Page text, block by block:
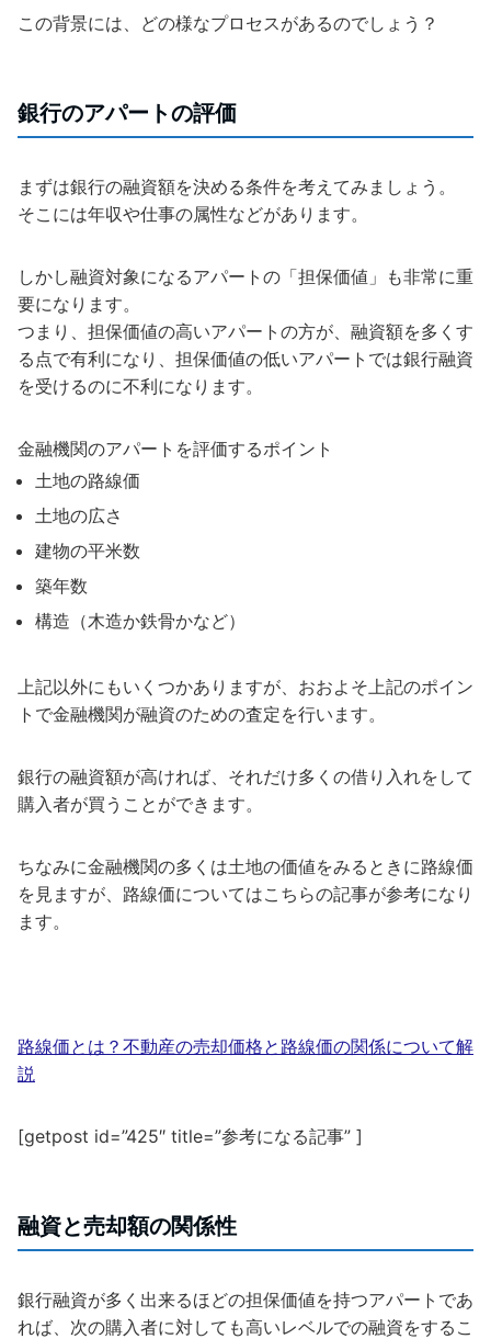
この背景には、どの様なプロセスがあるのでしょう？
銀行のアパートの評価
まずは銀行の融資額を決める条件を考えてみましょう。
そこには年収や仕事の属性などがあります。
しかし融資対象になるアパートの「担保価値」も非常に重
要になります。
つまり、担保価値の高いアパートの方が、融資額を多くす
る点で有利になり、担保価値の低いアパートでは銀行融資
を受けるのに不利になります。
金融機関のアパートを評価するポイント
土地の路線価
土地の広さ
建物の平米数
築年数
構造（木造か鉄骨かなど）
上記以外にもいくつかありますが、おおよそ上記のポイン
トで金融機関が融資のための査定を行います。
銀行の融資額が高ければ、それだけ多くの借り入れをして
購入者が買うことができます。
ちなみに金融機関の多くは土地の価値をみるときに路線価
を見ますが、路線価についてはこちらの記事が参考になり
ます。
路線価とは？不動産の売却価格と路線価の関係について解
説
[getpost id=”425″ title=”参考になる記事” ]
融資と売却額の関係性
銀行融資が多く出来るほどの担保価値を持つアパートであ
れば、次の購入者に対しても高いレベルでの融資をするこ